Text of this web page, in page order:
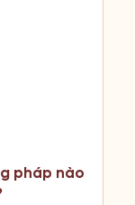
pháp nào